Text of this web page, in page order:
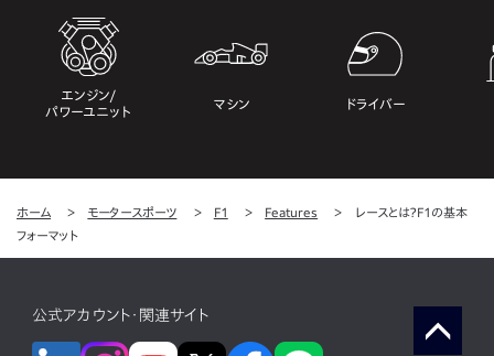
エンジン/
パワーユニット
マシン ドライバー
ホーム モータースポーツ F1 Features
レースとは？F1の基本
フォーマット
公式アカウント・関連サイト